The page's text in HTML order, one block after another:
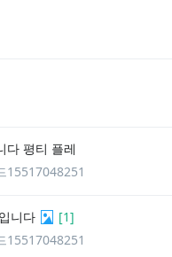
다 평티 플레
15517048251
니다 [1]
15517048251